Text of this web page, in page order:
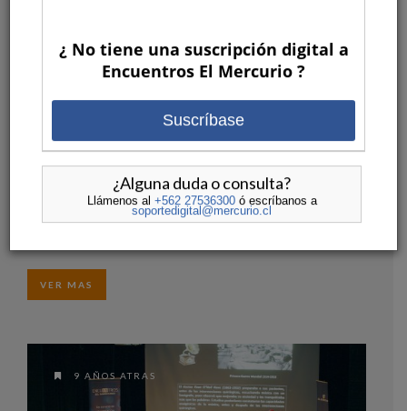
Drogas y alcohol en jóvenes: el
exitoso modelo islandés
ENCUENTROS EL MERCURIO • ENCUENTROS
ANTERIORES,VIDEOS
VER MAS
9 AÑOS ATRAS
¿ No tiene una suscripción digital a
Encuentros El Mercurio ?
Suscríbase
¿Alguna duda o consulta?
Llámenos al+562 27536300ó escríbanos a